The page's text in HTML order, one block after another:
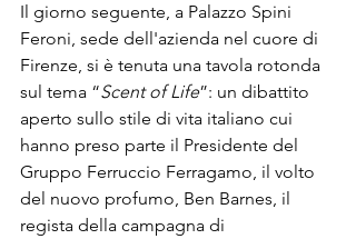
Il giorno seguente, a Palazzo Spini
Feroni, sede dell'azienda nel cuore di
Firenze, si è tenuta una tavola rotonda
sul tema “Scent of Life”: un dibattito
aperto sullo stile di vita italiano cui
hanno preso parte il Presidente del
Gruppo Ferruccio Ferragamo, il volto
del nuovo profumo, Ben Barnes, il
regista della campagna di